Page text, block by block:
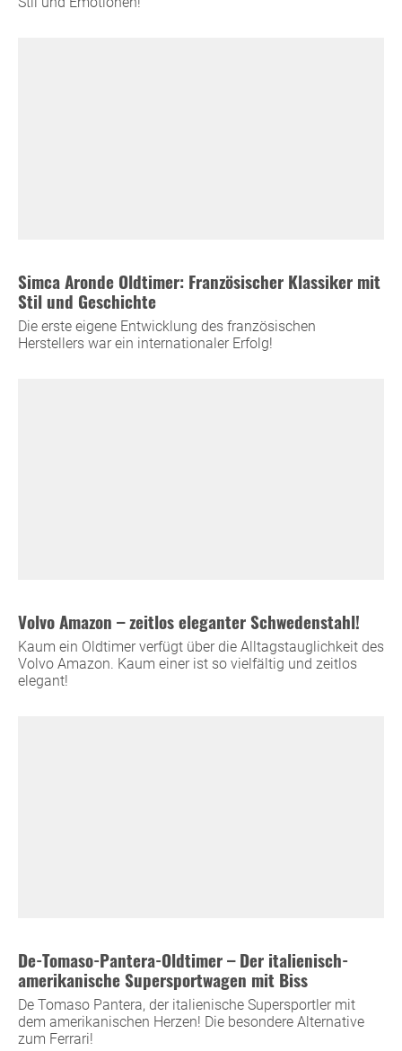
Simca Aronde Oldtimer: Französischer Klassiker mit
Stil und Geschichte
Die erste eigene Entwicklung des französischen
Herstellers war ein internationaler Erfolg!
Volvo Amazon – zeitlos eleganter Schwedenstahl!
Kaum ein Oldtimer verfügt über die Alltagstauglichkeit des
Volvo Amazon. Kaum einer ist so vielfältig und zeitlos
elegant!
De-Tomaso-Pantera-Oldtimer – Der italienisch-
amerikanische Supersportwagen mit Biss
De Tomaso Pantera, der italienische Supersportler mit
dem amerikanischen Herzen! Die besondere Alternative
zum Ferrari!